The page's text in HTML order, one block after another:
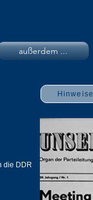
außerdem ...
Hinweise
die DDR